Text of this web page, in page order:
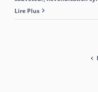
Lire Plus